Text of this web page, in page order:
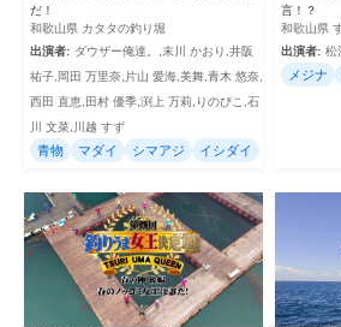
だ！
和歌山県 カタタの釣り堀
出演者: ダウザー俺達。,末川 かおり,井阪
祐子,岡田 万里奈,片山 愛海,美舞,青木 悠奈,
西田 直恵,田村 優季,渕上 万莉,りのぴこ,石
川 文菜,川越 すず
青物 マダイ シマアジ イシダイ
言！？
和歌山県
出演者: 松
メジナ